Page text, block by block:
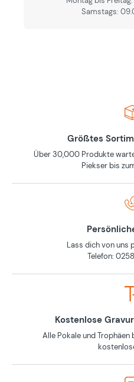
Samstags:
Größtes
Über 30,000 Produkte
Piekser bis
Lass dich von uns
Telefon:
Kostenlose
Alle Pokale und